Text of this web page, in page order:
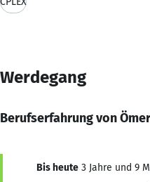
Werdegang
Berufserfahrung von
Bis heute 3 Jahre und 9